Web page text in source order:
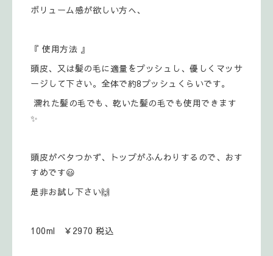
ボリューム感が欲しい方へ、
『 使用方法 』
頭皮、又は髪の毛に適量をプッシュし、優しくマッサ
ージして下さい。全体で約8プッシュくらいです。
濡れた髪の毛でも、乾いた髪の毛でも使用できます
✨
頭皮がベタつかず、トップがふんわりするので、おす
すめです😃
是非お試し下さい🙌
100ml ￥2970 税込